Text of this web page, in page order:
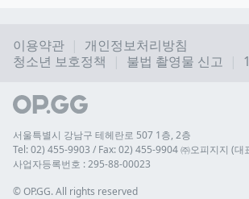
이용약관
개인정보처리방침
청소년 보호정책
불법 촬영물 신고
서울특별시 강남구 테헤란로 507 1층, 2층
Tel: 02) 455-9903 / Fax: 02) 455-9904 ㈜오피지지 (대
사업자등록번호 : 295-88-00023
© OP.GG. All rights reserved